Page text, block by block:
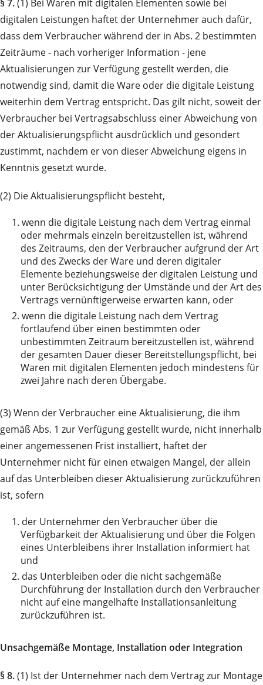
§ 7.(1) Bei Waren mit digitalen Elementen sowie bei
digitalen Leistungen haftet der Unternehmer auch dafür,
dass dem Verbraucher während der in Abs. 2 bestimmten
Zeiträume - nach vorheriger Information - jene
Aktualisierungen zur Verfügung gestellt werden, die
notwendig sind, damit die Ware oder die digitale Leistung
weiterhin dem Vertrag entspricht. Das gilt nicht, soweit der
Verbraucher bei Vertragsabschluss einer Abweichung von
der Aktualisierungspflicht ausdrücklich und gesondert
zustimmt, nachdem er von dieser Abweichung eigens in
Kenntnis gesetzt wurde.
(2) Die Aktualisierungspflicht besteht,
1. wenn die digitale Leistung nach dem Vertrag einmal
oder mehrmals einzeln bereitzustellen ist, während
des Zeitraums, den der Verbraucher aufgrund der Art
und des Zwecks der Ware und deren digitaler
Elemente beziehungsweise der digitalen Leistung und
unter Berücksichtigung der Umstände und der Art des
Vertrags vernünftigerweise erwarten kann, oder
2. wenn die digitale Leistung nach dem Vertrag
fortlaufend über einen bestimmten oder
unbestimmten Zeitraum bereitzustellen ist, während
der gesamten Dauer dieser Bereitstellungspflicht, bei
Waren mit digitalen Elementen jedoch mindestens für
zwei Jahre nach deren Übergabe.
(3) Wenn der Verbraucher eine Aktualisierung, die ihm
gemäß Abs. 1 zur Verfügung gestellt wurde, nicht innerhalb
einer angemessenen Frist installiert, haftet der
Unternehmer nicht für einen etwaigen Mangel, der allein
auf das Unterbleiben dieser Aktualisierung zurückzuführen
ist, sofern
1. der Unternehmer den Verbraucher über die
Verfügbarkeit der Aktualisierung und über die Folgen
eines Unterbleibens ihrer Installation informiert hat
und
2. das Unterbleiben oder die nicht sachgemäße
Durchführung der Installation durch den Verbraucher
nicht auf eine mangelhafte Installationsanleitung
zurückzuführen ist.
Unsachgemäße Montage, Installation oder Integration
§ 8.(1) Ist der Unternehmer nach dem Vertrag zur Montage